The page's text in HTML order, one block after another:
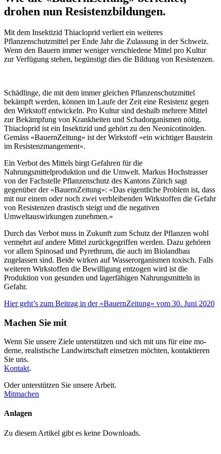
drohen nun Resistenzbildungen.
Mit dem Insektizid Thiacloprid verliert ein weiteres
Pflanzenschutzmittel per Ende Jahr die Zulassung in der Schweiz.
Wenn den Bauern immer weniger verschiedene Mittel pro Kultur
zur Verfügung stehen, begünstigt dies die Bildung von Resistenzen.
Schädlinge, die mit dem immer gleichen Pflanzenschutzmittel
bekämpft werden, können im Laufe der Zeit eine Resistenz gegen
den Wirkstoff entwickeln. Pro Kultur sind deshalb mehrere Mittel
zur Bekämpfung von Krankheiten und Schadorganismen nötig.
Thiacloprid ist ein Insektizid und gehört zu den Neonicotinoiden.
Gemäss «BauernZeitung» ist der Wirkstoff «ein wichtiger Baustein
im Resistenzmangement».
Ein Verbot des Mittels birgt Gefahren für die
Nahrungsmittelproduktion und die Umwelt. Markus Hochstrasser
von der Fachstelle Pflanzenschutz des Kantons Zürich sagt
gegenüber der «BauernZeitung»: «Das eigentliche Problem ist, dass
mit nur einem oder noch zwei verbleibenden Wirkstoffen die Gefahr
von Resistenzen drastisch steigt und die negativen
Umweltauswirkungen zunehmen.»
Durch das Verbot muss in Zukunft zum Schutz der Pflanzen wohl
vermehrt auf andere Mittel zurückgegriffen werden. Dazu gehören
vor allem Spinosad und Pyrethrum, die auch im Biolandbau
zugelassen sind. Beide wirken auf Wasserorganismen toxisch. Falls
weiteren Wirkstoffen die Bewilligung entzogen wird ist die
Produktion von gesunden und lagerfähigen Nahrungsmitteln in
Gefahr.
Hier geht’s zum Beitrag in der «BauernZeitung» vom 30. Juni 2020
Machen Sie mit
Wenn Sie unsere Ziele unterstützen und sich mit uns für eine mo­
derne, realistische Land­wirt­schaft einsetzen möchten, kontak­tieren
Sie uns.
Kontakt.
Oder unterstützen Sie unsere Arbeit.
Mitmachen
Anlagen
Zu diesem Artikel gibt es keine Downloads.